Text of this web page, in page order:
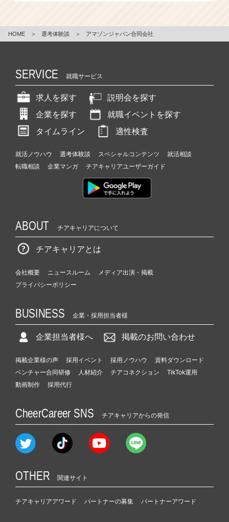
HOME ＞ 選考体験談 ＞ アマゾンジャパン合同会社
SERVICE 就職サービス
求人を探す
説明会を探す
企業を探す
就職イベントを探す
タイムライン
適性検査
就活ノウハウ 選考体験談 スペシャルコンテンツ
就活相談
転職相談
企業マンガ チアキャリアユーザーガイド
ABOUT チアキャリアについて
チアキャリアとは
会社概要 ニュースルーム
メディア出演・掲載
プライバシーポリシー
BUSINESS 企業・採用担当者様
企業担当者様へ 掲載のお問い合わせ
掲載企業様の声 採用イベント 採用ノウハウ
資料ダウンロード
ベンチャー合同研修
人材紹介 チアコネクション
TikTok運用
動画制作
採用代行
CheerCareer SNS チアキャリアからの発信
OTHER 関連サイト
チアキャリアアワード パートナーの募集 パートナーアワード